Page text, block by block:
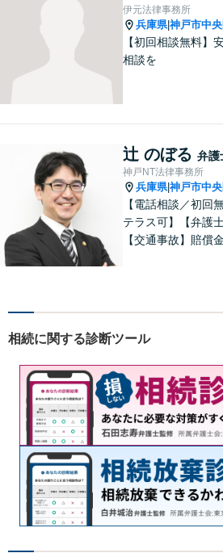
いるため、費用面
いただけます。【
伊元法律事務所
兵庫県|神戸市中
【初回相談無料】
相談を
辻 のぼる 弁護
神戸NT法律事務所
兵庫県|神戸市中
【電話相談／初回
テラス可】【弁護
【交通事故】賠償
解決金1000万円の
【休日・夜間面談
相続に関する診断ツール